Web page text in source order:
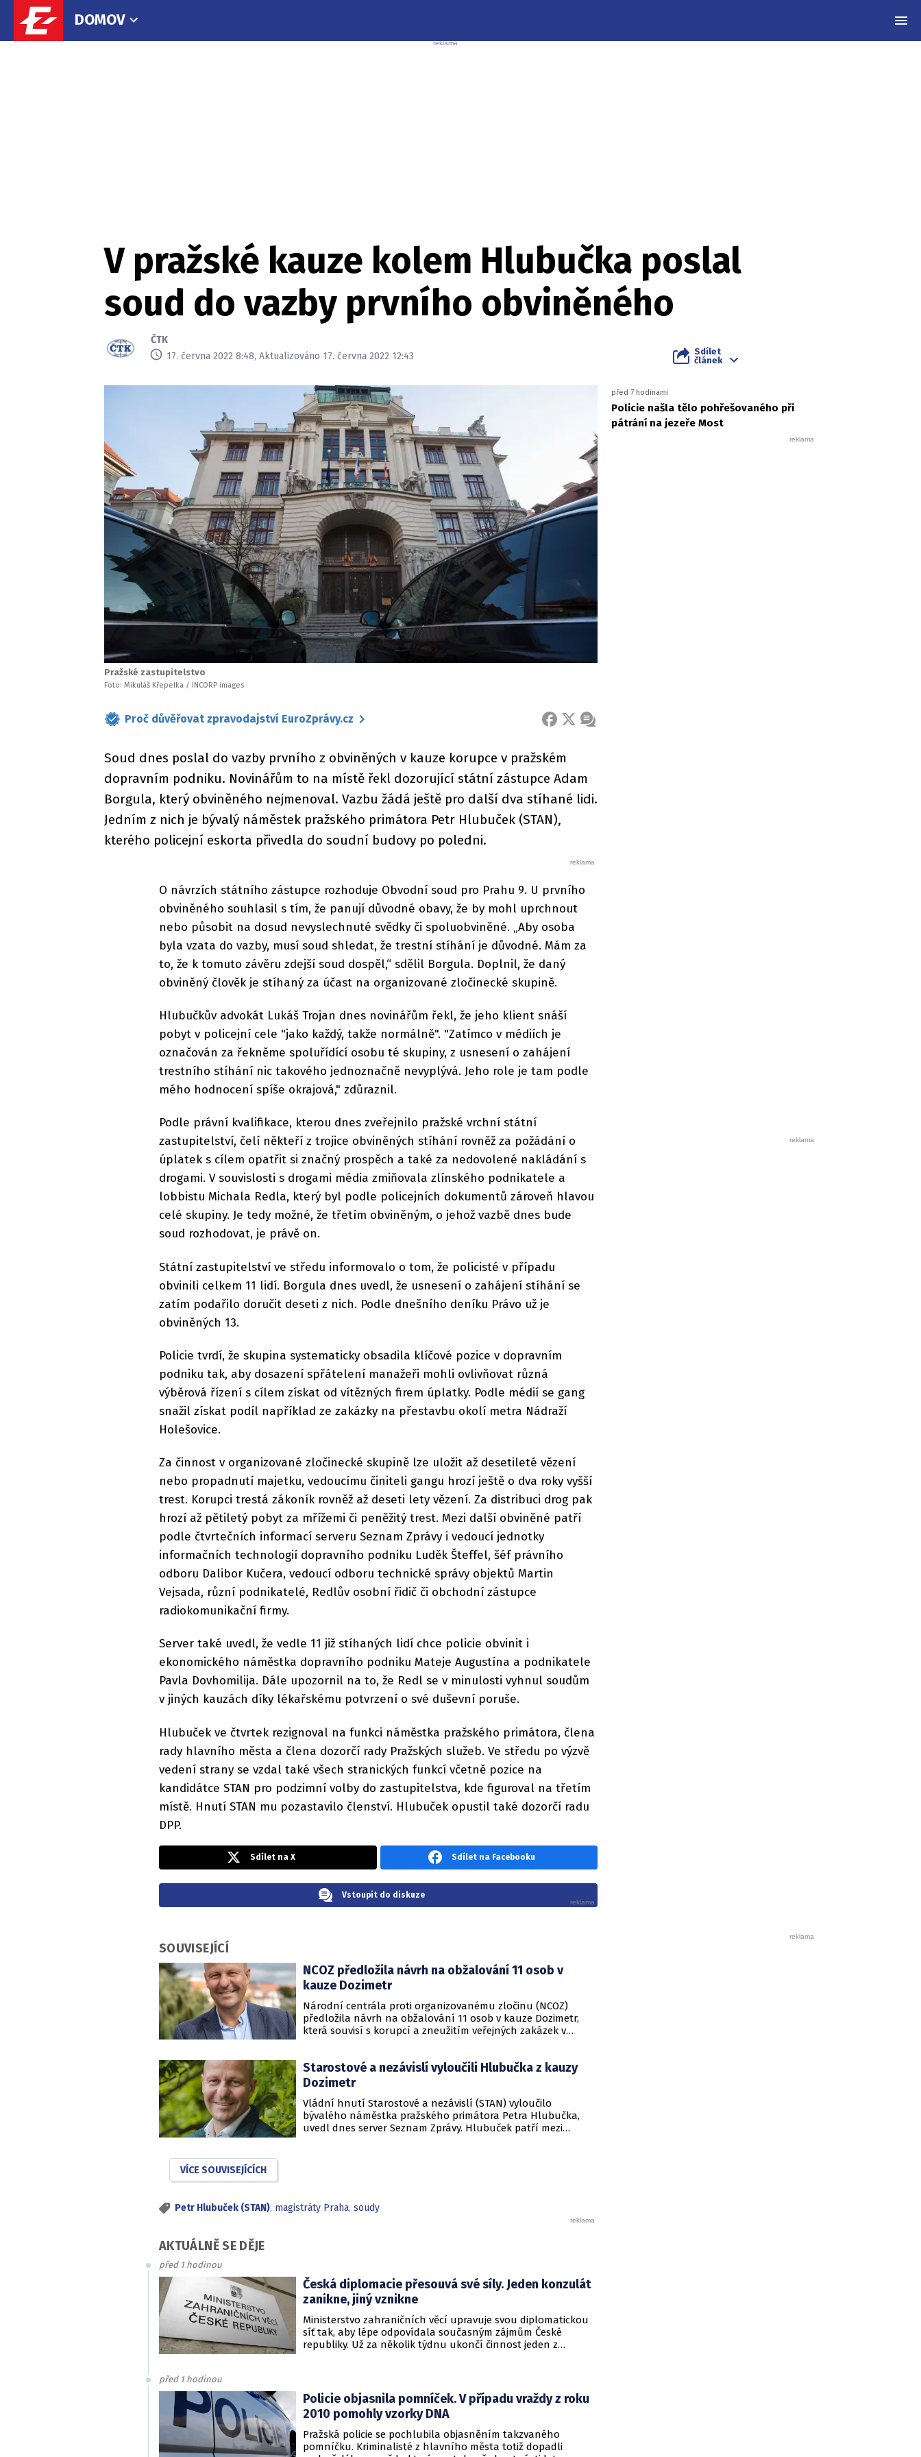
DOMOV
V pražské kauze kolem Hlubučka poslal
soud do vazby prvního obviněného
ČTK
17. června 2022 8:48, Aktualizováno 17. června 2022 12:43
Sdílet
článek
Pražské zastupitelstvo
Foto: Mikuláš Křepelka / INCORP images
Proč důvěřovat zpravodajství EuroZprávy.cz FACEBOOK
X ZPRÁVA
Soud dnes poslal do vazby prvního z obviněných v kauze korupce v pražském
dopravním podniku. Novinářům to na místě řekl dozorující státní zástupce Adam
Borgula, který obviněného nejmenoval. Vazbu žádá ještě pro další dva stíhané lidi.
Jedním z nich je bývalý náměstek pražského primátora Petr Hlubuček (STAN),
kterého policejní eskorta přivedla do soudní budovy po poledni.
O návrzích státního zástupce rozhoduje Obvodní soud pro Prahu 9. U prvního
obviněného souhlasil s tím, že panují důvodné obavy, že by mohl uprchnout
nebo působit na dosud nevyslechnuté svědky či spoluobviněné. „Aby osoba
byla vzata do vazby, musí soud shledat, že trestní stíhání je důvodné. Mám za
to, že k tomuto závěru zdejší soud dospěl,“ sdělil Borgula. Doplnil, že daný
obviněný člověk je stíhaný za účast na organizované zločinecké skupině.
Hlubučkův advokát Lukáš Trojan dnes novinářům řekl, že jeho klient snáší
pobyt v policejní cele "jako každý, takže normálně". "Zatímco v médiích je
označován za řekněme spoluřídící osobu té skupiny, z usnesení o zahájení
trestního stíhání nic takového jednoznačně nevyplývá. Jeho role je tam podle
mého hodnocení spíše okrajová," zdůraznil.
Podle právní kvalifikace, kterou dnes zveřejnilo pražské vrchní státní
zastupitelství, čelí někteří z trojice obviněných stíhání rovněž za požádání o
úplatek s cílem opatřit si značný prospěch a také za nedovolené nakládání s
drogami. V souvislosti s drogami média zmiňovala zlínského podnikatele a
lobbistu Michala Redla, který byl podle policejních dokumentů zároveň hlavou
celé skupiny. Je tedy možné, že třetím obviněným, o jehož vazbě dnes bude
soud rozhodovat, je právě on.
Státní zastupitelství ve středu informovalo o tom, že policisté v případu
obvinili celkem 11 lidí. Borgula dnes uvedl, že usnesení o zahájení stíhání se
zatím podařilo doručit deseti z nich. Podle dnešního deníku Právo už je
obviněných 13.
Policie tvrdí, že skupina systematicky obsadila klíčové pozice v dopravním
podniku tak, aby dosazení spřátelení manažeři mohli ovlivňovat různá
výběrová řízení s cílem získat od vítězných firem úplatky. Podle médií se gang
snažil získat podíl například ze zakázky na přestavbu okolí metra Nádraží
Holešovice.
Za činnost v organizované zločinecké skupině lze uložit až desetileté vězení
nebo propadnutí majetku, vedoucímu činiteli gangu hrozí ještě o dva roky vyšší
trest. Korupci trestá zákoník rovněž až deseti lety vězení. Za distribuci drog pak
hrozí až pětiletý pobyt za mřížemi či peněžitý trest. Mezi další obviněné patří
podle čtvrtečních informací serveru Seznam Zprávy i vedoucí jednotky
informačních technologií dopravního podniku Luděk Šteffel, šéf právního
odboru Dalibor Kučera, vedoucí odboru technické správy objektů Martin
Vejsada, různí podnikatelé, Redlův osobní řidič či obchodní zástupce
radiokomunikační firmy.
Server také uvedl, že vedle 11 již stíhaných lidí chce policie obvinit i
ekonomického náměstka dopravního podniku Mateje Augustína a podnikatele
Pavla Dovhomilija. Dále upozornil na to, že Redl se v minulosti vyhnul soudům
v jiných kauzách díky lékařskému potvrzení o své duševní poruše.
Hlubuček ve čtvrtek rezignoval na funkci náměstka pražského primátora, člena
rady hlavního města a člena dozorčí rady Pražských služeb. Ve středu po výzvě
vedení strany se vzdal také všech stranických funkcí včetně pozice na
kandidátce STAN pro podzimní volby do zastupitelstva, kde figuroval na třetím
místě. Hnutí STAN mu pozastavilo členství. Hlubuček opustil také dozorčí radu
DPP.
před 7 hodinami
Policie našla tělo pohřešovaného při
pátrání na jezeře Most
Sdílet na X Sdílet na Facebooku
Vstoupit do diskuze
SOUVISEJÍCÍ
NCOZ předložila návrh na obžalování 11 osob v
kauze Dozimetr
Národní centrála proti organizovanému zločinu (NCOZ)
předložila návrh na obžalování 11 osob v kauze Dozimetr,
která souvisí s korupcí a zneužitím veřejných zakázek v
jiné za účast v organizované zločinecké skupině, přijetí
úplatků, podplacení a legalizaci výnosů z trestné činnosti.
Starostové a nezávislí vyloučili Hlubučka z kauzy
Dozimetr
Vládní hnutí Starostové a nezávislí (STAN) vyloučilo
bývalého náměstka pražského primátora Petra Hlubučka,
uvedl dnes server Seznam Zprávy. Hlubuček patří mezi
VÍCE SOUVISEJÍCÍCH
Petr Hlubuček (STAN), magistráty Praha, soudy
AKTUÁLNĚ SE DĚJE
před 1 hodinou
Česká diplomacie přesouvá své síly. Jeden konzulát
zanikne, jiný vznikne
Ministerstvo zahraničních věcí upravuje svou diplomatickou
síť tak, aby lépe odpovídala současným zájmům České
republiky. Už za několik týdnu ukončí činnost jeden z
před 1 hodinou
Policie objasnila pomníček. V případu vraždy z roku
2010 pomohly vzorky DNA
Pražská policie se pochlubila objasněním takzvaného
pomníčku. Kriminalisté z hlavního města totiž dopadli